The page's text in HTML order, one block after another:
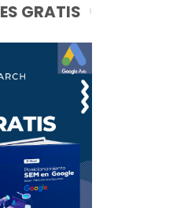
GRATIS